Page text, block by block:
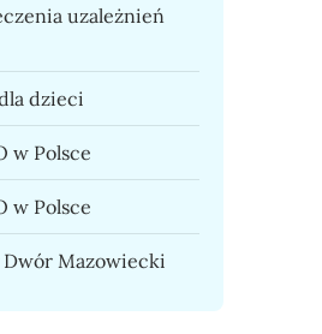
uzależnień
dzieci
w Polsce
w Polsce
Dwór Mazowiecki